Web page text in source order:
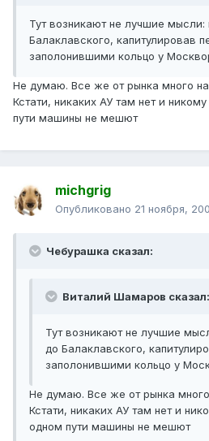
Тут возникают не лучшие мысли:
Балаклавского, капитулировав
заполонившими кольцо у
Не думаю. Все же от рынка много
Кстати, никаких АУ там нет и
пути машины не мешют
michgrig
Опубликовано 21 ноября,
Чебурашка сказал:
Виталий Шамаров сказал:
Тут возникают не лучшие
до Балаклавского,
заполонившими кольцо у
Не думаю. Все же от рынка
Кстати, никаких АУ там нет и
одном пути машины не мешют